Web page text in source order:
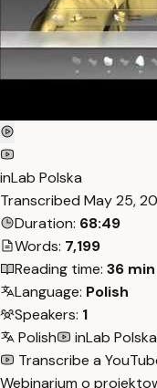
inLab Polska
Transcribed May 25,
Duration: 68:49
Words: 7,199
Reading time: 36 min
Language: Polish
Speakers: 1
Polish
inLab Polska
Transcribe a
Webinarium o